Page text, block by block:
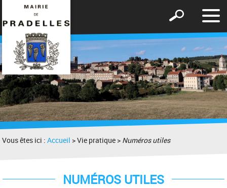
le
Afficher
formulaire
de
recherche
Vous êtes ici :Accueil > Vie pratique > Numéros utiles
NUMÉROS UTILES